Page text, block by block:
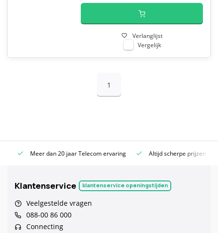
Verlanglijst
Vergelijk
1
Meer dan 20 jaar Telecom ervaring Altijd scherpe prijzen
Klantenservice klantenservice openingstijden
Veelgestelde vragen
088-00 86 000
Connecting